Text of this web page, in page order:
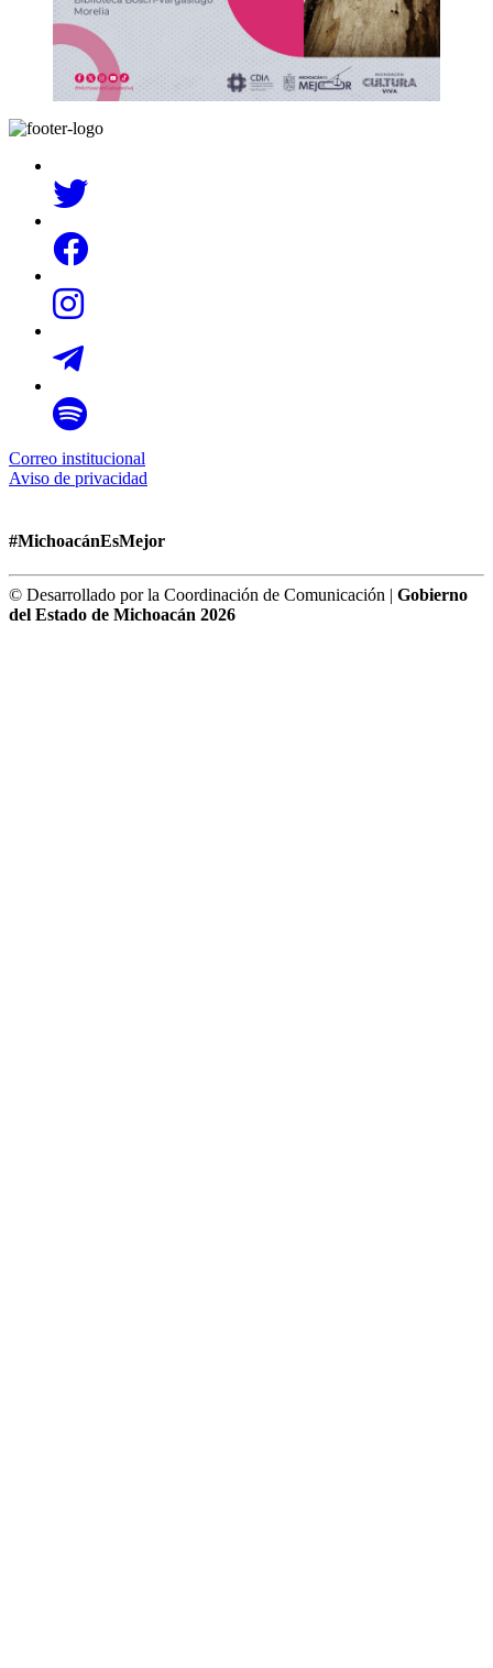
Correo institucional
Aviso de privacidad
#MichoacánEsMejor
© Desarrollado por la Coordinación de Comunicación | Gobierno
del Estado de Michoacán 2026